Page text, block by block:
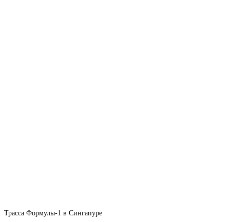
Трасса Формулы-1 в Сингапуре